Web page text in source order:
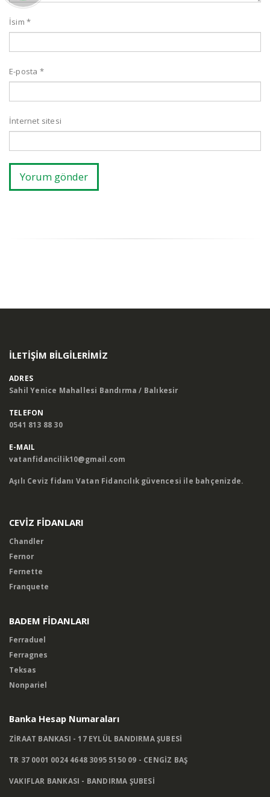
İsim *
E-posta *
İnternet sitesi
İLETIŞIM BILGILERIMIZ
ADRES
Sahil Yenice Mahallesi Bandırma / Balıkesir
TELEFON
0541 813 88 30
E-MAIL
vatanfidancilik10@gmail.com
Aşılı Ceviz fidanı Vatan Fidancılık güvencesi ile bahçenizde.
CEVİZ FİDANLARI
Chandler
Fernor
Fernette
Franquete
BADEM FİDANLARI
Ferraduel
Ferragnes
Teksas
Nonpariel
Banka Hesap Numaraları
ZİRAAT BANKASI - 17 EYLÜL BANDIRMA ŞUBESİ
TR 37 0001 0024 4648 3095 5150 09 - CENGİZ BAŞ
VAKIFLAR BANKASI - BANDIRMA ŞUBESİ